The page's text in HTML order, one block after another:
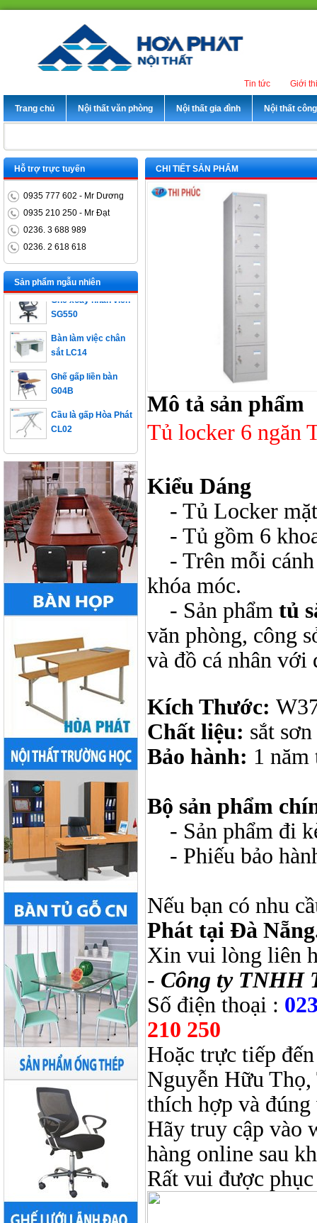
Giới
Tin tức
Trang chủ Nội thất văn phòng Nội thất gia đình Nội thất
CHI TIẾT SẢN PHẨM
Mô tả sản phẩm
Tủ locker 6 ngăn
Kiểu Dáng
- Tủ Locker
- Tủ gồm 6
- Trên mỗi cánh
khóa móc.
- Sản phẩm tủ
văn phòng, công
và đồ cá nhân với
Kích Thước:
Chất liệu: sắt
Bảo hành: 1 năm
Bộ sản phẩm
- Sản phẩm đi
- Phiếu bảo
Nếu bạn có nhu
Phát tại Đà
Xin vui lòng liên
- Công ty TNHH
Số điện thoại :
210 250
Hoặc trực tiếp
Nguyễn Hữu Thọ,
thích hợp và
Hãy truy cập vào
hàng online sau
Rất vui được
Hỗ trợ trực tuyến
0935 777 602 - Mr Dương
0935 210 250 - Mr Đạt
0236. 3 688 989
0236. 2 618 618
Sản phẩm ngẫu nhiên
Bàn trưởng phòng
ET1400D
Ghế xoay nhân viên
SG550
sắt LC14
G04B
CL02